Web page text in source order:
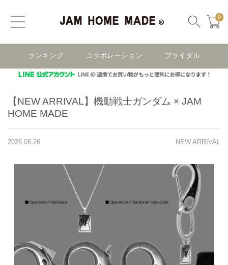
0
ランキング コラボレーション ブライダル
【NEW ARRIVAL】機動戦士ガンダム × JAM
HOME MADE
2026.06.26 NEW ARRIVAL